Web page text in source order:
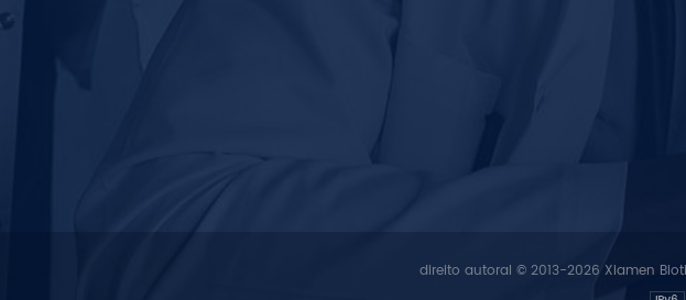
direito autoral © 2013-2026 Xiamen